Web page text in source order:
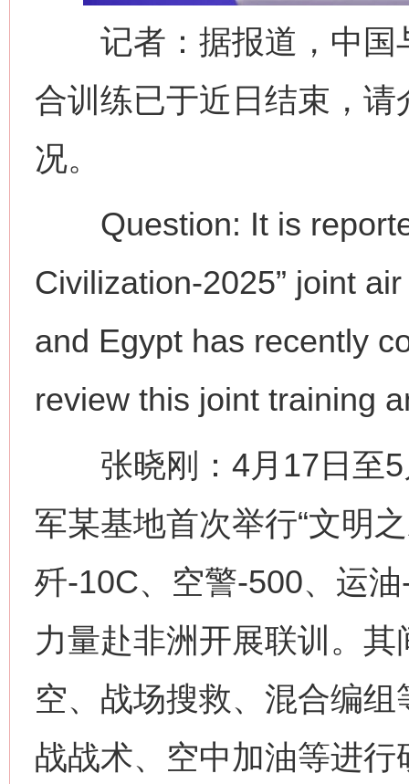
记者：据报道，中国
合训练已于近日结束，
况。
Question: It is
Civilization-2025” joint
and Egypt has recently
review this joint training
张晓刚：4月17日至5
军某基地首次举行“文明
歼-10C、空警-500、运
力量赴非洲开展联训。
空、战场搜救、混合编
战战术、空中加油等进